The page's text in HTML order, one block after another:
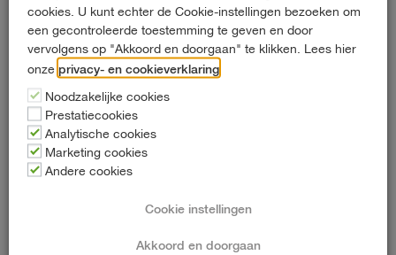
een 9-persoons bus voor een groepsuitstap: wij zorgen
ervoor dat je comfortabel en zorgeloos op weg kunt.
Neem gerustcontactmet ons op om de mogelijkheden
te bespreken en je dagtrip tot een succes te maken.
Contact
cookies. U kunt echter de Cookie-instellingen bezoeken om
een gecontroleerde toestemming te geven en door
vervolgens op "Akkoord en doorgaan" te klikken. Lees hier
onze privacy- en cookieverklaring
Noodzakelijke cookies
Prestatiecookies
Analytische cookies
Marketing cookies
Andere cookies
Cookie instellingen
Akkoord en doorgaan